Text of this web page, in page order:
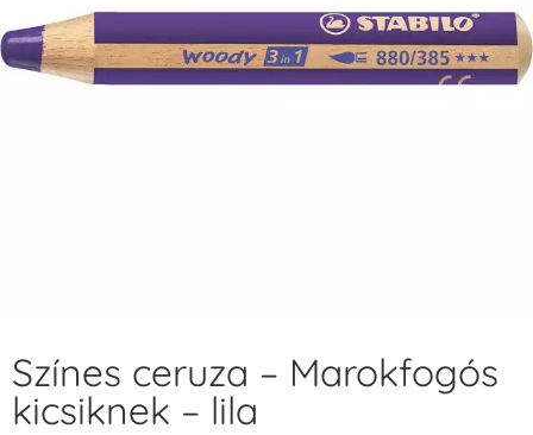
Színes ceruza – Marokfogós
kicsiknek – lila